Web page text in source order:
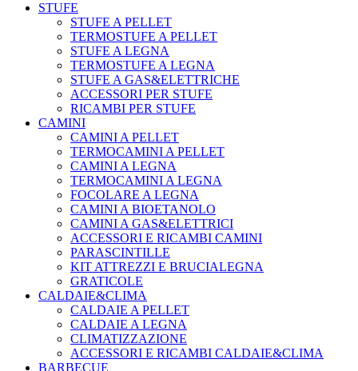
STUFE
STUFE A PELLET
TERMOSTUFE A PELLET
STUFE A LEGNA
TERMOSTUFE A LEGNA
STUFE A GAS&ELETTRICHE
ACCESSORI PER STUFE
RICAMBI PER STUFE
CAMINI
CAMINI A PELLET
TERMOCAMINI A PELLET
CAMINI A LEGNA
TERMOCAMINI A LEGNA
FOCOLARE A LEGNA
CAMINI A BIOETANOLO
CAMINI A GAS&ELETTRICI
ACCESSORI E RICAMBI CAMINI
PARASCINTILLE
KIT ATTREZZI E BRUCIALEGNA
GRATICOLE
CALDAIE&CLIMA
CALDAIE A PELLET
CALDAIE A LEGNA
CLIMATIZZAZIONE
ACCESSORI E RICAMBI CALDAIE&CLIMA
BARBECUE